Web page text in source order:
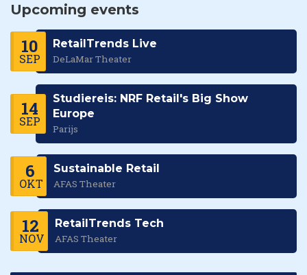
Upcoming events
10
SEP
RetailTrends Live
DeLaMar Theater
14
SEP
Studiereis: NRF Retail's Big Show
Europe
Parijs
6
OKT
Sustainable Retail
AFAS Theater
12
NOV
RetailTrends Tech
AFAS Theater